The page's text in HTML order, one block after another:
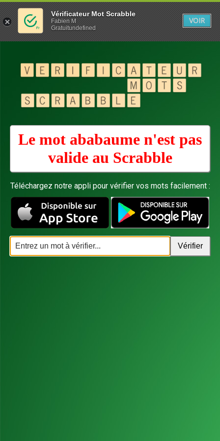
Le mot ababaume n'est pas
valide au Scrabble
Téléchargez notre appli pour vérifier vos mots facilement :
Vérificateur Mot Scrabble
Fabien M
Gratuitundefined
VOIR